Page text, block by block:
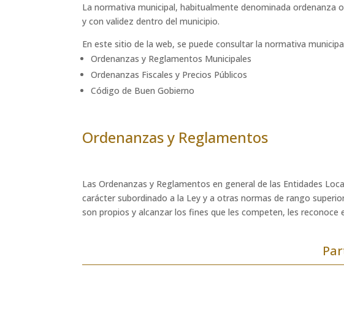
La normativa municipal, habitualmente denominada
y con validez dentro del municipio.
En este sitio de la web, se puede consultar la normativa
Ordenanzas y Reglamentos Municipales
Ordenanzas Fiscales y Precios Públicos
Código de Buen Gobierno
Ordenanzas y Reglamentos
Las Ordenanzas y Reglamentos en general de las Entidades
carácter subordinado a la Ley y a otras normas de rango
son propios y alcanzar los fines que les competen, les reconoce